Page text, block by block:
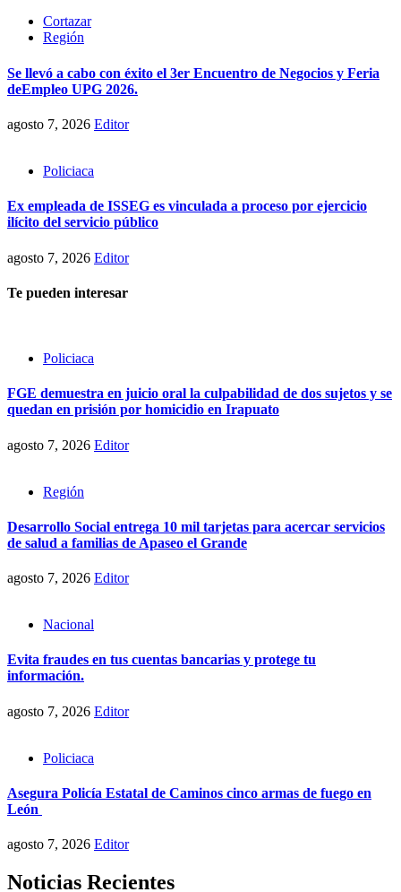
Cortazar
Región
Se llevó a cabo con éxito el 3er Encuentro de Negocios y Feria
deEmpleo UPG 2026.
agosto 7, 2026 Editor
Policiaca
Ex empleada de ISSEG es vinculada a proceso por ejercicio
ilícito del servicio público
agosto 7, 2026 Editor
Te pueden interesar
Policiaca
FGE demuestra en juicio oral la culpabilidad de dos sujetos y se
quedan en prisión por homicidio en Irapuato
agosto 7, 2026 Editor
Región
Desarrollo Social entrega 10 mil tarjetas para acercar servicios
de salud a familias de Apaseo el Grande
agosto 7, 2026 Editor
Nacional
Evita fraudes en tus cuentas bancarias y protege tu
información.
agosto 7, 2026 Editor
Policiaca
Asegura Policía Estatal de Caminos cinco armas de fuego en
León
agosto 7, 2026 Editor
Noticias Recientes